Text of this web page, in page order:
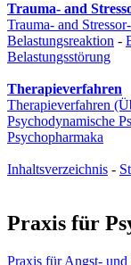
Trauma- and
Trauma- and
Belastungsreaktion -
Belastungsstörung
Therapieverfahren
Therapieverfahren
Psychodynamische
Psychopharmaka
Inhaltsverzeichnis -
Praxis für
Praxis für Angst-